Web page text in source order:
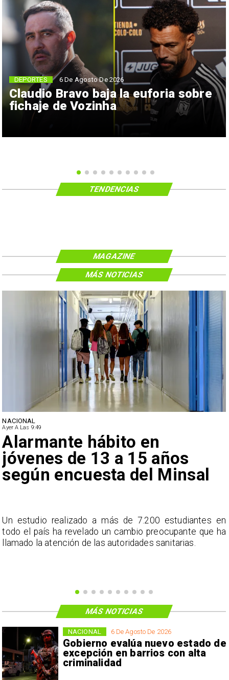
Claudio Bravo baja la euforia sobre
fichaje de Vozinha
DEPORTES 6 De Agosto De 2026
TENDENCIAS
MAGAZINE
NACIONAL
Ayer A Las 9:49
Alarmante hábito en
jóvenes de 13 a 15 años
según encuesta del Minsal
Un estudio realizado a más de 7.200 estudiantes en
todo el país ha revelado un cambio preocupante que ha
llamado la atención de las autoridades sanitarias.
MÁS NOTICIAS
6 De Agosto De 2026
Gobierno evalúa nuevo estado de
excepción en barrios con alta
criminalidad
NACIONAL
MÁS NOTICIAS